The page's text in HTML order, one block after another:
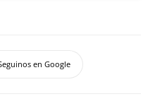
en Google